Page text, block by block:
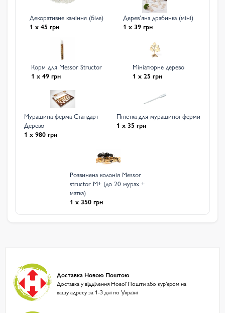
Декоративне каміння (біле)
1 x 45 грн
Деревʼяна драбинка (міні)
1 x 39 грн
Корм для Messor Structor
1 x 49 грн
Мініатюрне дерево
1 x 25 грн
Мурашина ферма Стандарт
Дерево
1 x 980 грн
Піпетка для мурашиної ферми
1 x 35 грн
Розвинена колонія Messor
structor M+ (до 20 мурах +
матка)
1 x 350 грн
Доставка Новою Поштою
Доставка у відділення Нової Пошти або курʼєром на
вашу адресу за 1-3 дні по Україні